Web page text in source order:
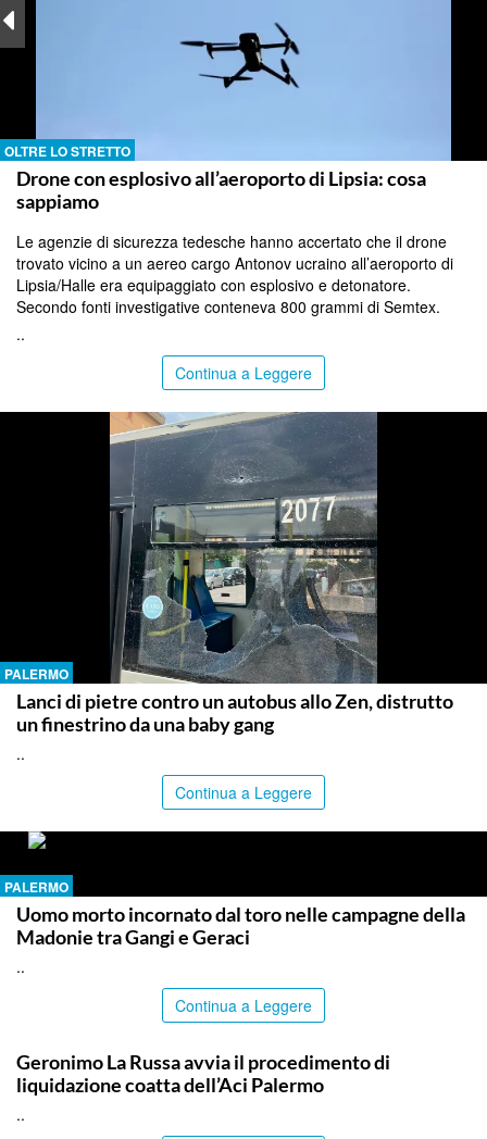
OLTRE LO STRETTO
Drone con esplosivo all’aeroporto di Lipsia: cosa
sappiamo
Le agenzie di sicurezza tedesche hanno accertato che il drone
trovato vicino a un aereo cargo Antonov ucraino all’aeroporto di
Lipsia/Halle era equipaggiato con esplosivo e detonatore.
Secondo fonti investigative conteneva 800 grammi di Semtex.
..
Continua a Leggere
PALERMO
Lanci di pietre contro un autobus allo Zen, distrutto
un finestrino da una baby gang
..
Continua a Leggere
PALERMO
Uomo morto incornato dal toro nelle campagne della
Madonie tra Gangi e Geraci
..
Continua a Leggere
Geronimo La Russa avvia il procedimento di
liquidazione coatta dell’Aci Palermo
..